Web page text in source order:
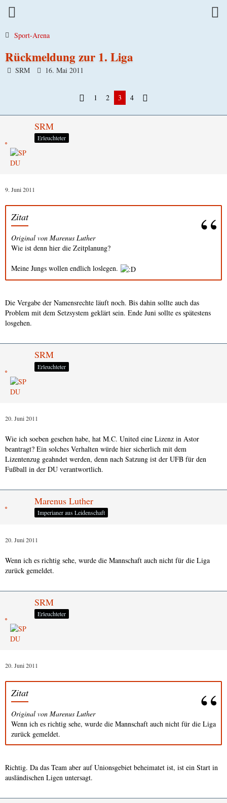
Sport-Arena
Rückmeldung zur 1. Liga
SRM 16. Mai 2011
1 2 3 4
SRM
Erleuchteter
9. Juni 2011
Zitat
Original von Marenus Luther
Wie ist denn hier die Zeitplanung?
Meine Jungs wollen endlich loslegen.
Die Vergabe der Namensrechte läuft noch. Bis dahin sollte auch das
Problem mit dem Setzsystem geklärt sein. Ende Juni sollte es spätestens
losgehen.
SRM
Erleuchteter
20. Juni 2011
Wie ich soeben gesehen habe, hat M.C. United eine Lizenz in Astor
beantragt? Ein solches Verhalten würde hier sicherlich mit dem
Lizentenzug geahndet werden, denn nach Satzung ist der UFB für den
Fußball in der DU verantwortlich.
Marenus Luther
Imperianer aus Leidenschaft
20. Juni 2011
Wenn ich es richtig sehe, wurde die Mannschaft auch nicht für die Liga
zurück gemeldet.
SRM
Erleuchteter
20. Juni 2011
Zitat
Original von Marenus Luther
Wenn ich es richtig sehe, wurde die Mannschaft auch nicht für die Liga
zurück gemeldet.
Richtig. Da das Team aber auf Unionsgebiet beheimatet ist, ist ein Start in
ausländischen Ligen untersagt.